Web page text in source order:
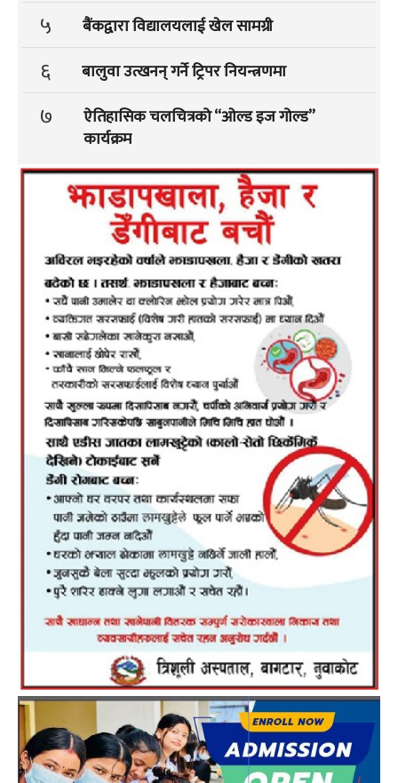
५ बैंकद्वारा विद्यालयलाई खेल सामग्री
६ बालुवा उत्खनन् गर्ने ट्रिपर नियन्त्रणमा
७
ऐतिहासिक चलचित्रको “ओल्ड इज गोल्ड”
कार्यक्रम